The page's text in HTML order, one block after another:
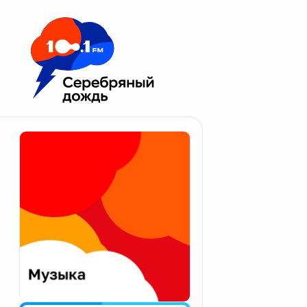
Москва 100.1 FM
Апатиты
Екатеринбург
Калининград
Калуга